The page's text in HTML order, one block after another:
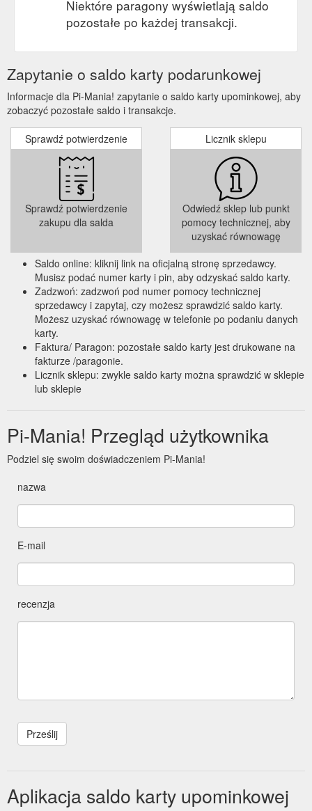
Niektóre paragony wyświetlają saldo
pozostałe po każdej transakcji.
Zapytanie o saldo karty podarunkowej
Informacje dla Pi-Mania! zapytanie o saldo karty upominkowej, aby
zobaczyć pozostałe saldo i transakcje.
Sprawdź potwierdzenie
Sprawdź potwierdzenie
zakupu dla salda
Licznik sklepu
Odwiedź sklep lub punkt
pomocy technicznej, aby
uzyskać równowagę
Saldo online: kliknij link na oficjalną stronę sprzedawcy.
Musisz podać numer karty i pin, aby odzyskać saldo karty.
Zadzwoń: zadzwoń pod numer pomocy technicznej
sprzedawcy i zapytaj, czy możesz sprawdzić saldo karty.
Możesz uzyskać równowagę w telefonie po podaniu danych
karty.
Faktura/ Paragon: pozostałe saldo karty jest drukowane na
fakturze /paragonie.
Licznik sklepu: zwykle saldo karty można sprawdzić w sklepie
lub sklepie
Pi-Mania! Przegląd użytkownika
Podziel się swoim doświadczeniem Pi-Mania!
nazwa
E-mail
recenzja
Aplikacja saldo karty upominkowej